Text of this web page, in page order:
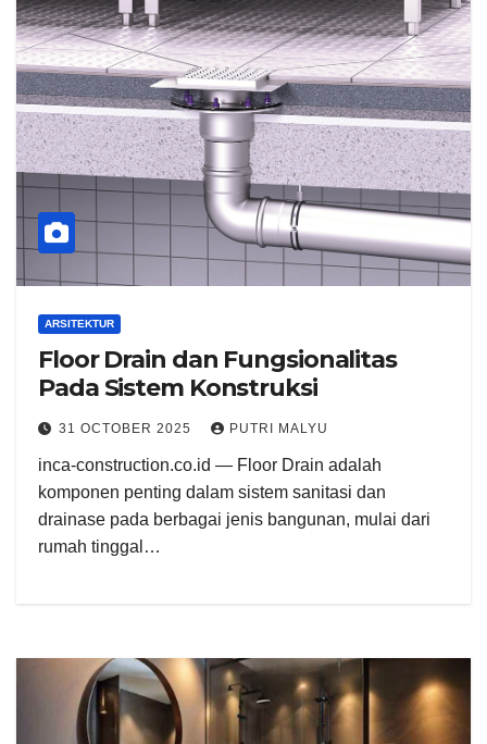
ARSITEKTUR
Floor Drain dan Fungsionalitas
Pada Sistem Konstruksi
31 OCTOBER 2025 PUTRI MALYU
inca-construction.co.id — Floor Drain adalah
komponen penting dalam sistem sanitasi dan
drainase pada berbagai jenis bangunan, mulai dari
rumah tinggal…